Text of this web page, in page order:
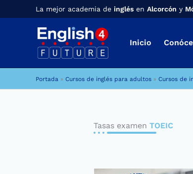
al
contenido
La mejor academia de inglés en Alcorcón y
Inicio
Portada » Cursos de inglés para adultos » Cursos de
Tasas examen TOEIC